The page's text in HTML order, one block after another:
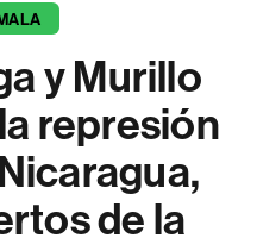
y Murillo
represión
de la